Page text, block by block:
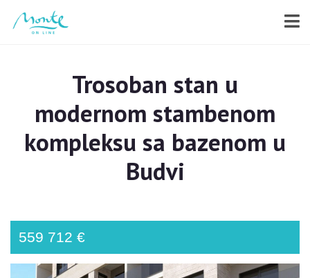
Trosoban stan u
modernom stambenom
kompleksu sa bazenom u
Budvi
559 712 €